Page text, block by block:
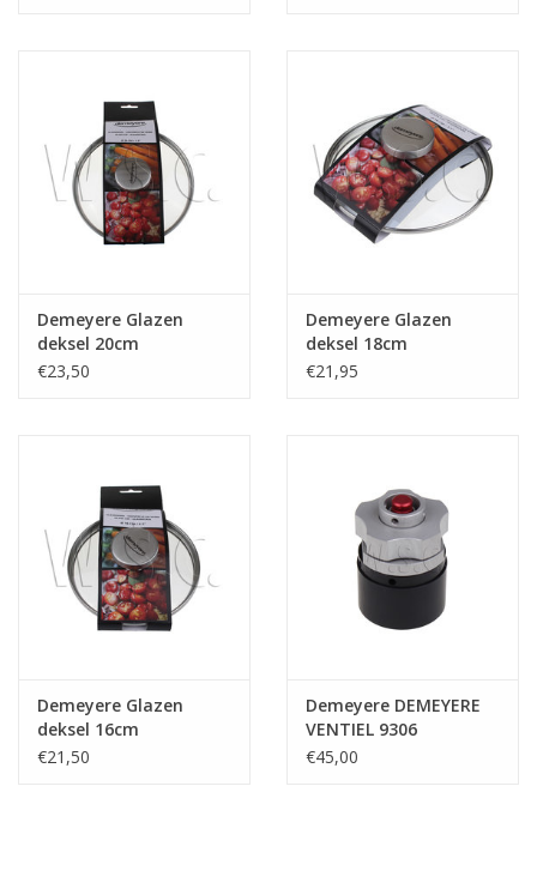
Demeyere Glazen
deksel 20cm
€23,50
Demeyere Glazen
deksel 18cm
€21,95
Demeyere Glazen
deksel 16cm
€21,50
Demeyere DEMEYERE
VENTIEL 9306
€45,00